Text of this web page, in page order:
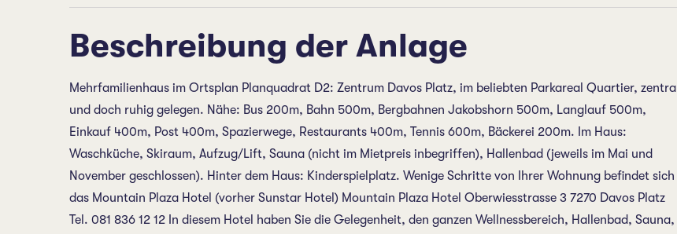
Beschreibung der Anlage
Mehrfamilienhaus im Ortsplan Planquadrat D2: Zentrum Davos Platz, im beliebten Parkareal Quartier, zentral
und doch ruhig gelegen. Nähe: Bus 200m, Bahn 500m, Bergbahnen Jakobshorn 500m, Langlauf 500m,
Einkauf 400m, Post 400m, Spazierwege, Restaurants 400m, Tennis 600m, Bäckerei 200m. Im Haus:
Waschküche, Skiraum, Aufzug/Lift, Sauna (nicht im Mietpreis inbegriffen), Hallenbad (jeweils im Mai und
November geschlossen). Hinter dem Haus: Kinderspielplatz. Wenige Schritte von Ihrer Wohnung befindet sich
das Mountain Plaza Hotel (vorher Sunstar Hotel) Mountain Plaza Hotel Oberwiesstrasse 3 7270 Davos Platz
Tel. 081 836 12 12 In diesem Hotel haben Sie die Gelegenheit, den ganzen Wellnessbereich, Hallenbad, Sauna,